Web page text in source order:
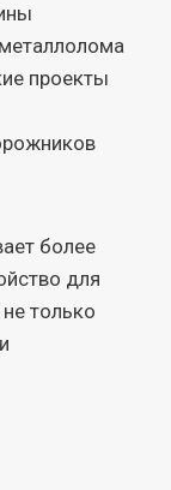
проекты
более
для
только